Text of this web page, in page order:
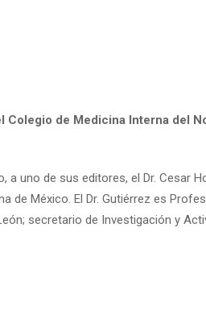
Colegio de Medicina Interna del
a uno de sus editores, el Dr. Cesar
de México. El Dr. Gutiérrez es
secretario de Investigación y